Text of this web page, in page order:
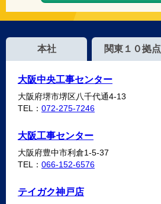
本社 関東１０拠点
大阪中央工事センター
大阪府堺市堺区八千代通4-13
TEL： 072-275-7246
大阪工事センター
大阪府豊中市利倉1-5-37
TEL： 066-152-6576
テイガク神戸店